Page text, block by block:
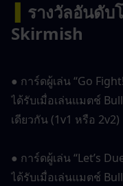
รางวัลอันดั
Skirmish
● การ์ดผู้เล่น “Go
ได้รับเมื่อเล่นแมตช์
เดียวกัน (1v1 หรือ 2v2)
● การ์ดผู้เล่น “Let’s
ได้รับเมื่อเล่นแมตช์